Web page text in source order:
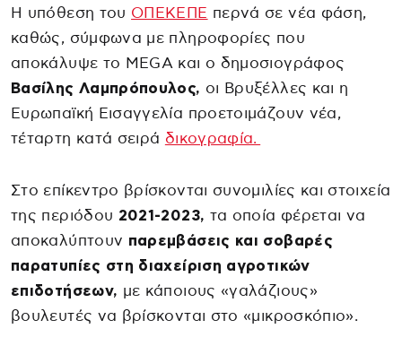
Η υπόθεση του ΟΠΕΚΕΠΕ περνά σε νέα φάση,
καθώς, σύμφωνα με πληροφορίες που
αποκάλυψε το MEGA και ο δημοσιογράφος
Βασίλης Λαμπρόπουλος, οι Βρυξέλλες και η
Ευρωπαϊκή Εισαγγελία προετοιμάζουν νέα,
τέταρτη κατά σειρά δικογραφία.
Στο επίκεντρο βρίσκονται συνομιλίες και στοιχεία
της περιόδου 2021-2023, τα οποία φέρεται να
αποκαλύπτουν παρεμβάσεις και σοβαρές
παρατυπίες στη διαχείριση αγροτικών
επιδοτήσεων, με κάποιους «γαλάζιους»
βουλευτές να βρίσκονται στο «μικροσκόπιο».